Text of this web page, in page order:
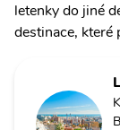
letenky do jiné
destinace, které